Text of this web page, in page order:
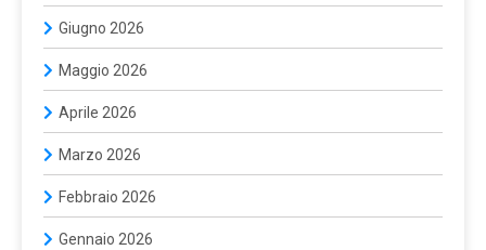
Giugno 2026
Maggio 2026
Aprile 2026
Marzo 2026
Febbraio 2026
Gennaio 2026